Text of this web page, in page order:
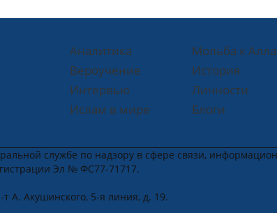
Аналитика
Вероучение
Интервью
Ислам в мире
Мольба к
История
Личности
Блоги
службе по надзору в сфере связи,
Эл № ФС77-71717.
А. Акушинского, 5-я линия, д. 19.